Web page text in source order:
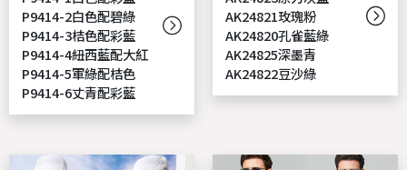
P9414-2白色配碧綠
P9414-3桔色配彩藍
P9414-4紐西藍配大紅
P9414-5軍綠配桔色
P9414-6丈青配彩藍
AK24821玫瑰粉
AK24820孔雀藍綠
AK24825深墨青
AK24822豆沙綠